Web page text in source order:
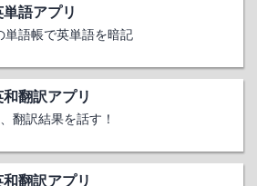
語アプリ
単語帳で英単語を暗記
翻訳アプリ
翻訳結果を話す！
翻訳アプリ